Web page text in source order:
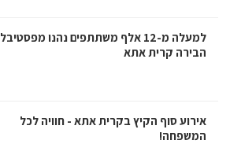
למעלה מ-12 אלף משתתפים נהנו מפסטיבל
הבירה קרית אתא
אירוע סוף הקיץ בקרית אתא - חוויה לכל
המשפחה!